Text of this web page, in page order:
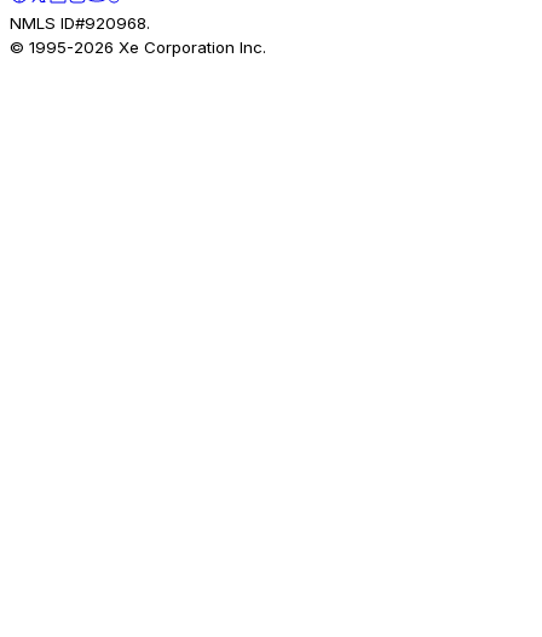
NMLS ID#920968.
© 1995-2026 Xe Corporation Inc.